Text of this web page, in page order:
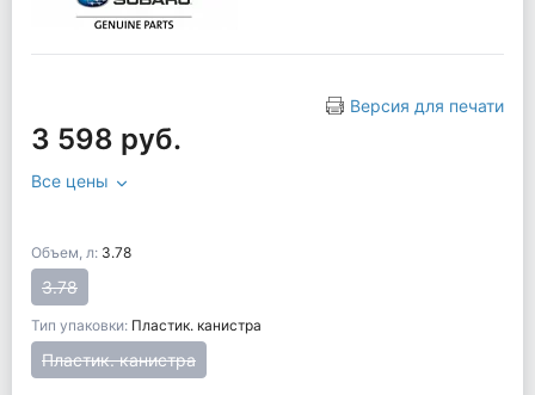
Версия для печати
3 598 руб.
Все цены
Объем, л: 3.78
3.78
Тип упаковки: Пластик. канистра
Пластик. канистра